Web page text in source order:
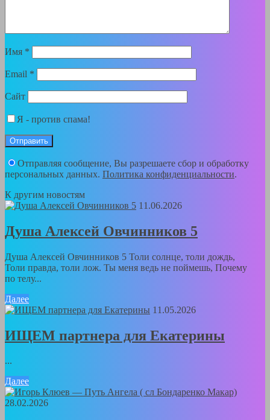
Имя *
Email *
Сайт
Я - против спама!
Отправляя сообщение, Вы разрешаете сбор и обработку
персональных данных. Политика конфиденциальности.
К другим новостям
11.06.2026
Душа Алексей Овчинников 5
Душа Алексей Овчинников 5 Толи солнце, толи дождь,
Толи правда, толи лож. Ты меня ведь не поймешь, Почему
по телу...
Далее
11.05.2026
ИЩЕМ партнера для Екатерины
...
Далее
28.02.2026